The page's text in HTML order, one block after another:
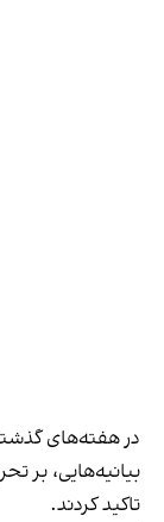
در هفته‌های
بیانیه‌هایی، بر
تاکید کردند.